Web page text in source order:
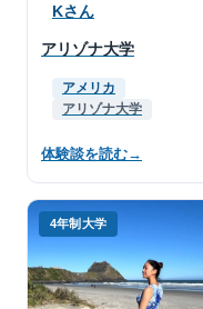
Kさん
アリゾナ大学
アメリカ
アリゾナ大学
体験談を読む→
4年制大学